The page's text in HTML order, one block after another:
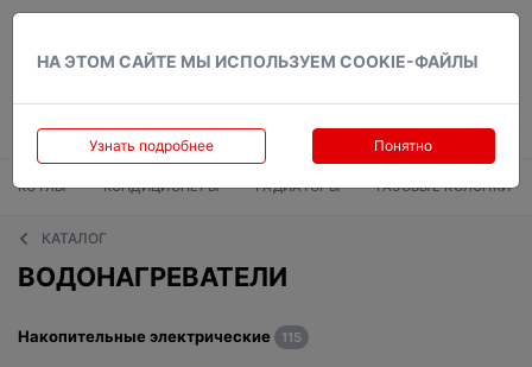
НА ЭТОМ САЙТЕ МЫ ИСПОЛЬЗУЕМ COOKIE-ФАЙЛЫ
Узнать подробнее Понятно
КОТЛЫ КОНДИЦИОНЕРЫ РАДИАТОРЫ ГАЗОВЫЕ КОЛОНКИ
КАТАЛОГ
ВОДОНАГРЕВАТЕЛИ
Накопительные электрические 115